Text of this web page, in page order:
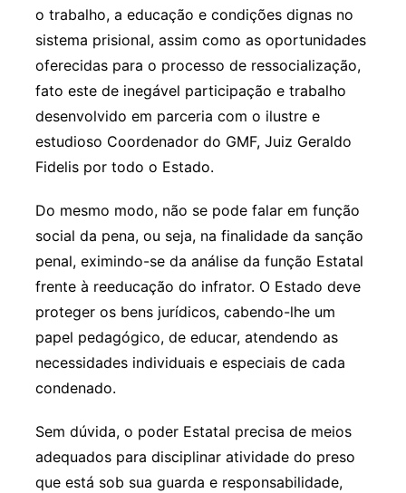
o trabalho, a educação e condições dignas no
sistema prisional, assim como as oportunidades
oferecidas para o processo de ressocialização,
fato este de inegável participação e trabalho
desenvolvido em parceria com o ilustre e
estudioso Coordenador do GMF, Juiz Geraldo
Fidelis por todo o Estado.
Do mesmo modo, não se pode falar em função
social da pena, ou seja, na finalidade da sanção
penal, eximindo-se da análise da função Estatal
frente à reeducação do infrator. O Estado deve
proteger os bens jurídicos, cabendo-lhe um
papel pedagógico, de educar, atendendo as
necessidades individuais e especiais de cada
condenado.
Sem dúvida, o poder Estatal precisa de meios
adequados para disciplinar atividade do preso
que está sob sua guarda e responsabilidade,